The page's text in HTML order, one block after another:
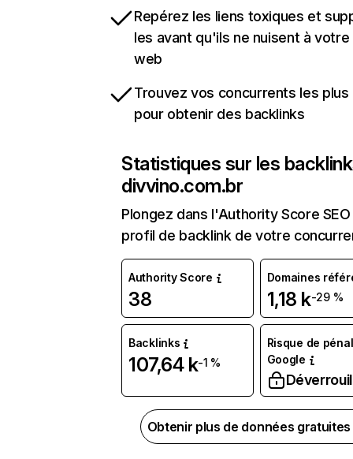
Repérez les liens toxiques et
les avant qu'ils ne nuisent à
web
Trouvez vos concurrents les
pour obtenir des backlinks
Statistiques sur les
divvino.com.br
Plongez dans l'Authority Score
profil de backlink de votre
Authority Score
38
Domaines
1,18 k-29 %
Backlinks
107,64 k-1 %
Risque de
Google
Obtenir plus de données